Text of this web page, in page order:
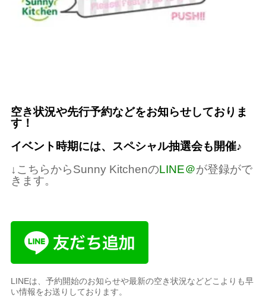
空き状況や先行予約などをお知らせしておりま
す！
イベント時期には、スペシャル抽選会も開催♪
↓こちらからSunny KitchenのLINE＠が登録がで
きます。
LINEは、予約開始のお知らせや最新の空き状況などどこよりも早
い情報をお送りしております。